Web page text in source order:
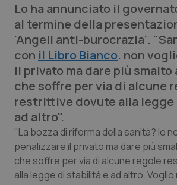
Lettere al direttore
Edizioni Regionali
QS Pro
Professionisti Sanitari.AI
Abruzzo
Basilicata
QS Pro Gold
Artrite & artrosi
QS Club Newsletter
Lo ha annunciato il
al termine della
'Angeli anti-burocrazia'.
con il Libro Bianco. non
il privato ma dare più smalto
che soffre per via di alcune
restrittive dovute alla
ad altro".
"La bozza di riforma della sanità? Io
penalizzare il privato ma dare più
che soffre per via di alcune regole
alla legge di stabilità e ad altro.